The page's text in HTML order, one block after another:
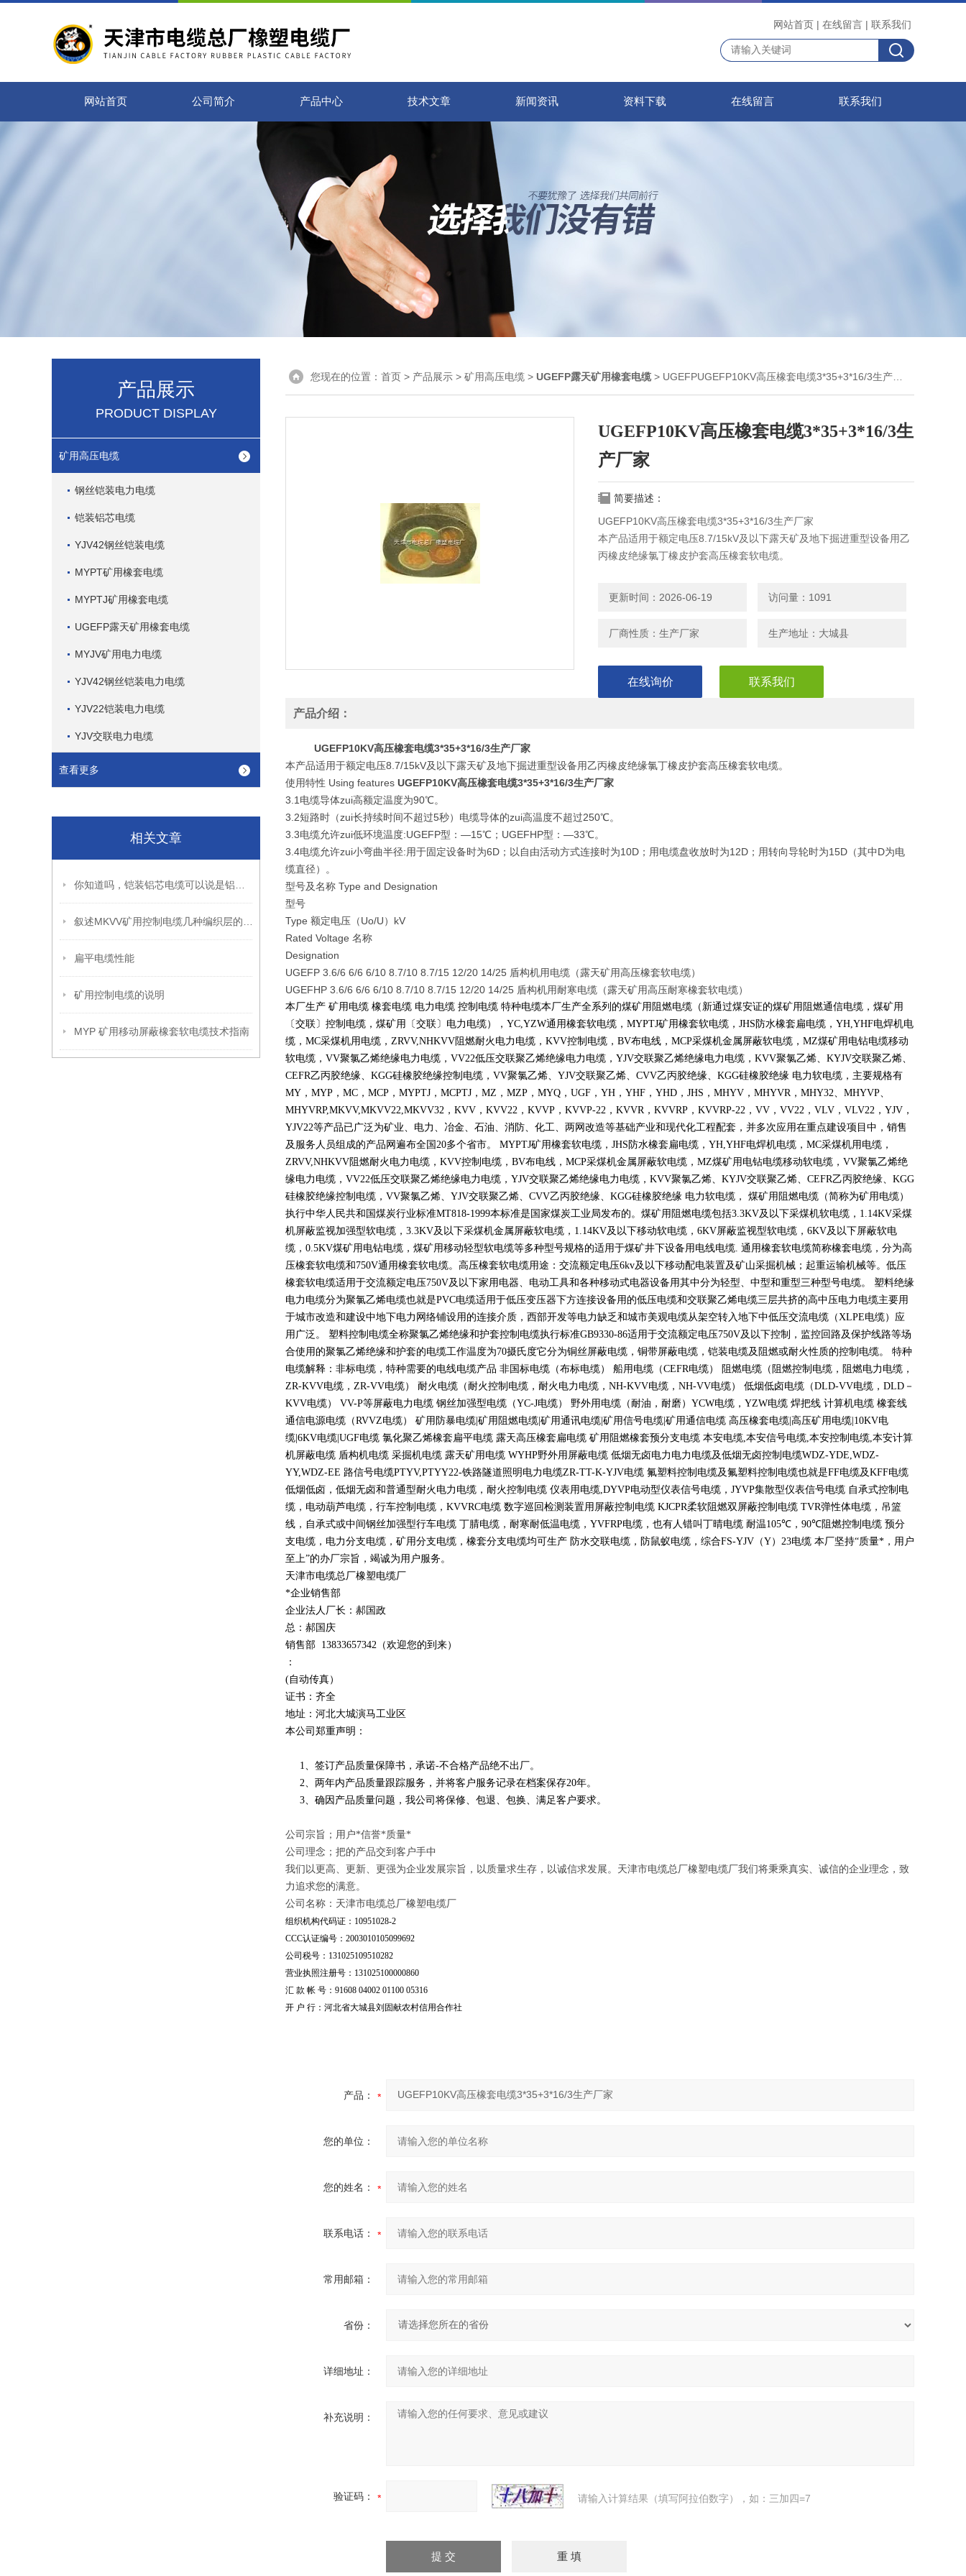
网站首页 | 在线留言 | 联系我们
网站首页 公司简介 产品中心 技术文章 新闻资讯 资料下载 在线留言 联系我们
产品展示
PRODUCT DISPLAY
矿用高压电缆
钢丝铠装电力电缆
铠装铝芯电缆
YJV42钢丝铠装电缆
MYPT矿用橡套电缆
MYPTJ矿用橡套电缆
UGEFP露天矿用橡套电缆
MYJV矿用电力电缆
YJV42钢丝铠装电力电缆
YJV22铠装电力电缆
YJV交联电力电缆
查看更多
相关文章
扁平电缆性能
矿用控制电缆的说明
MYP 矿用移动屏蔽橡套软电缆技术指南
您现在的位置： 首页 > 产品展示 > 矿用高压电缆 > UGEFP露天矿用橡套电缆> UGEFPUGEFP10KV高压橡套电缆3*35+3*16/3生产厂家
UGEFP10KV高压橡套电缆3*35+3*16/3生
产厂家
简要描述：
UGEFP10KV高压橡套电缆3*35+3*16/3生产厂家
本产品适用于额定电压8.7/15kV及以下露天矿及地下掘进重型设备用乙
丙橡皮绝缘氯丁橡皮护套高压橡套软电缆。
更新时间：2026-06-19 访问量：1091
厂商性质：生产厂家 生产地址：大城县
在线询价 联系我们
产品介绍：
UGEFP10KV高压橡套电缆3*35+3*16/3生产厂家
本产品适用于额定电压8.7/15kV及以下露天矿及地下掘进重型设备用乙丙橡皮绝缘氯丁橡皮护套高压橡套软电缆。
使用特性 Using features UGEFP10KV高压橡套电缆3*35+3*16/3生产厂家
3.1电缆导体zui高额定温度为90℃。
3.2短路时（zui长持续时间不超过5秒）电缆导体的zui高温度不超过250℃。
3.3电缆允许zui低环境温度:UGEFP型：—15℃；UGEFHP型：—33℃。
3.4电缆允许zui小弯曲半径:用于固定设备时为6D；以自由活动方式连接时为10D；用电缆盘收放时为12D；用转向导轮时为15D（其中D为电
缆直径）。
型号及名称 Type and Designation
型号
Type 额定电压（Uo/U）kV
Rated Voltage 名称
Designation
UGEFP 3.6/6 6/6 6/10 8.7/10 8.7/15 12/20 14/25 盾构机用电缆（露天矿用高压橡套软电缆）
UGEFHP 3.6/6 6/6 6/10 8.7/10 8.7/15 12/20 14/25 盾构机用耐寒电缆（露天矿用高压耐寒橡套软电缆）
本厂生产 矿用电缆 橡套电缆 电力电缆 控制电缆 特种电缆本厂生产全系列的煤矿用阻燃电缆（新通过煤安证的煤矿用阻燃通信电缆，煤矿用
〔交联〕控制电缆，煤矿用〔交联〕电力电缆）， YC,YZW通用橡套软电缆， MYPTJ矿用橡套软电缆， JHS 防水橡套扁电缆， YH,YHF电焊机电
缆， MC采煤机用电缆， ZRVV,NHKVV阻燃耐火电力电缆， KVV控制电缆， BV布电线， MCP采煤机金属屏蔽软电缆， MZ煤矿用电钻电缆移动
软电缆， VV聚氯乙烯绝缘电力电缆， VV22低压交联聚乙烯绝缘电力电缆， YJV交联聚乙烯绝缘电力电缆， KVV聚氯乙烯、 KYJV交联聚乙烯、
CEFR乙丙胶绝缘、 KGG硅橡胶绝缘控制电缆， VV聚氯乙烯、 YJV交联聚乙烯、 CVV乙丙胶绝缘、 KGG硅橡胶绝缘 电力软电缆，主要规格有
MY ， MYP ， MC ， MCP ， MYPTJ ， MCPTJ ， MZ ， MZP ， MYQ ， UGF ， YH ， YHF ， YHD ， JHS ， MHYV ， MHYVR， MHY32、 MHYVP、
MHYVRP,MKVV,MKVV22,MKVV32 ， KVV ， KVV22 ， KVVP ， KVVP-22 ， KVVR， KVVRP ， KVVRP-22 ， VV ， VV22 ， VLV ， VLV22 ， YJV ，
YJV22等产品已广泛为矿业、电力、冶金、石油、消防、化工、两网改造等基础产业和现代化工程配套，并多次应用在重点建设项目中，销售
及服务人员组成的产品网遍布全国 20多个省市。 MYPTJ矿用橡套软电缆， JHS 防水橡套扁电缆， YH,YHF电焊机电缆， MC采煤机用电缆，
ZRVV,NHKVV阻燃耐火电力电缆， KVV控制电缆， BV布电线， MCP采煤机金属屏蔽软电缆， MZ煤矿用电钻电缆移动软电缆， VV聚氯乙烯绝
缘电力电缆， VV22低压交联聚乙烯绝缘电力电缆， YJV交联聚乙烯绝缘电力电缆， KVV聚氯乙烯、 KYJV交联聚乙烯、 CEFR乙丙胶绝缘、 KGG
硅橡胶绝缘控制电缆， VV聚氯乙烯、 YJV交联聚乙烯、 CVV乙丙胶绝缘、 KGG硅橡胶绝缘 电力软电缆， 煤矿用阻燃电缆（简称为矿用电缆）
执行中华人民共和国煤炭行业标准MT818-1999本标准是国家煤炭工业局发布的。煤矿用阻燃电缆包括3.3KV及以下采煤机软电缆， 1.14KV采煤
机屏蔽监视加强型软电缆， 3.3KV及以下采煤机金属屏蔽软电缆， 1.14KV及以下移动软电缆， 6KV屏蔽监视型软电缆， 6KV及以下屏蔽软电
缆， 0.5KV煤矿用电钻电缆，煤矿用移动轻型软电缆等多种型号规格的适用于煤矿井下设备用电线电缆. 通用橡套软电缆简称橡套电缆，分为高
压橡套软电缆和 750V通用橡套软电缆。高压橡套软电缆用途：交流额定电压6kv及以下移动配电装置及矿山采掘机械；起重运输机械等。低压
橡套软电缆适用于交流额定电压750V及以下家用电器、电动工具和各种移动式电器设备用其中分为轻型、中型和重型三种型号电缆。 塑料绝缘
电力电缆分为聚氯乙烯电缆也就是PVC电缆适用于低压变压器下方连接设备用的低压电缆和交联聚乙烯电缆三层共挤的高中压电力电缆主要用
于城市改造和建设中地下电力网络铺设用的连接介质，西部开发等电力缺乏和城市美观电缆从架空转入地下中低压交流电缆（XLPE电缆）应
用广泛。 塑料控制电缆全称聚氯乙烯绝缘和护套控制电缆执行标准GB9330-86适用于交流额定电压750V及以下控制，监控回路及保护线路等场
合使用的聚氯乙烯绝缘和护套的电缆工作温度为70摄氏度它分为铜丝屏蔽电缆，铜带屏蔽电缆，铠装电缆及阻燃或耐火性质的控制电缆。 特种
电缆解释：非标电缆，特种需要的电线电缆产品 非国标电缆（布标电缆） 船用电缆（CEFR电缆） 阻燃电缆（阻燃控制电缆，阻燃电力电缆，
ZR-KVV电缆， ZR-VV电缆） 耐火电缆（耐火控制电缆，耐火电力电缆， NH-KVV电缆， NH-VV电缆） 低烟低卤电缆（DLD-VV电缆， DLD －
KVV电缆） VV-P等屏蔽电力电缆 钢丝加强型电缆（YC-J电缆） 野外用电缆（耐油，耐磨） YCW电缆， YZW电缆 焊把线 计算机电缆 橡套线
通信电源电缆（RVVZ电缆） 矿用防暴电缆 矿用阻燃电缆 矿用通讯电缆 矿用信号电缆 矿用通信电缆 高压橡套电缆 高压矿用电缆 |10KV电
缆 |6KV电缆 |UGF电缆 氯化聚乙烯橡套扁平电缆 露天高压橡套扁电缆 矿用阻燃橡套预分支电缆 本安电缆,本安信号电缆,本安控制电缆,本安计算
机屏蔽电缆 盾构机电缆 采掘机电缆 露天矿用电缆 WYHP野外用屏蔽电缆 低烟无卤电力电力电缆及低烟无卤控制电缆WDZ-YDE,WDZ-
YY,WDZ-EE 路信号电缆PTYV,PTYY22-铁路隧道照明电力电缆ZR-TT-K-YJV电缆 氟塑料控制电缆及氟塑料控制电缆也就是FF电缆及KFF电缆
低烟低卤，低烟无卤和普通型耐火电力电缆，耐火控制电缆 仪表用电缆,DYVP电动型仪表信号电缆， JYVP集散型仪表信号电缆 自承式控制电
缆，电动葫芦电缆，行车控制电缆， KVVRC电缆 数字巡回检测装置用屏蔽控制电缆 KJCPR柔软阻燃双屏蔽控制电缆 TVR弹性体电缆，吊篮
线，自承式或中间钢丝加强型行车电缆 丁腈电缆，耐寒耐低温电缆， YVFRP电缆，也有人错叫丁晴电缆 耐温105℃ ，90℃阻燃控制电缆 预分
支电缆，电力分支电缆，矿用分支电缆，橡套分支电缆均可生产 防水交联电缆，防鼠蚁电缆，综合FS-YJV （Y） 23电缆 本厂坚持“质量*，用户
至上”的办厂宗旨，竭诚为用户服务。
天津市电缆总厂橡塑电缆厂
*企业销售部
企业法人厂长：郝国政
总：郝国庆
销售部 13833657342 （欢迎您的到来）
：
(自动传真）
证书：齐全
地址：河北大城演马工业区
本公司郑重声明：
1、签订产品质量保障书，承诺-不合格产品绝不出厂。
2、两年内产品质量跟踪服务，并将客户服务记录在档案保存20年。
3、确因产品质量问题，我公司将保修、包退、包换、满足客户要求。
公司宗旨；用户*信誉*质量*
公司理念；把的产品交到客户手中
我们以更高、更新、更强为企业发展宗旨，以质量求生存，以诚信求发展。天津市电缆总厂橡塑电缆厂我们将秉乘真实、诚信的企业理念，致
力追求您的满意。
公司名称：天津市电缆总厂橡塑电缆厂
组织机构代码证：10951028-2
CCC认证编号：2003010105099692
公司税号：131025109510282
营业执照注册号：131025100000860
汇 款 帐 号：91608 04002 01100 05316
开 户 行：河北省大城县刘固献农村信用合作社
产品：
您的单位：
您的姓名：
联系电话：
常用邮箱：
省份：
详细地址：
补充说明：
验证码： 请输入计算结果（填写阿拉伯数字），如：三加四=7